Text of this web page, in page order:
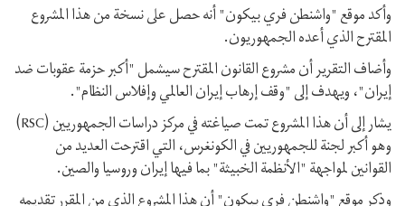
وأكد موقع "واشنطن فري بيكون" أنه حصل على نسخة من هذا المشروع
المقترح الذي أعده الجمهوريون.
وأضاف التقرير أن مشروع القانون المقترح سيشمل "أكبر حزمة عقوبات ضد
إيران"، ويهدف إلى "وقف إرهاب إيران العالمي وإفلاس النظام".
يشار إلى أن هذا المشروع تمت صياغته في مركز دراسات الجمهوريين (RSC)
وهو أكبر لجنة للجمهوريين في الكونغرس، التي اقترحت العديد من
القوانين لمواجهة "الأنظمة الخبيثة" بما فيها إيران وروسيا والصين.